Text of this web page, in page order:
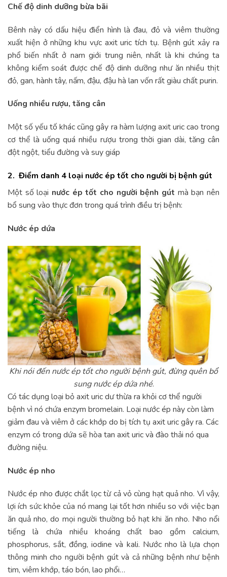
Chế độ dinh dưỡng bừa bãi
Bênh này có dấu hiệu điển hình là đau, đỏ và viêm thường
xuất hiện ở những khu vực axit uric tích tụ. Bệnh gút xảy ra
phổ biến nhất ở nam giới trung niên, nhất là khi chúng ta
không kiểm soát được chế độ dinh dưỡng như ăn nhiều thịt
đỏ, gan, hành tây, nấm, đậu, đậu hà lan vốn rất giàu chất purin.
Uống nhiều rượu, tăng cân
Một số yếu tố khác cũng gây ra hàm lượng axit uric cao trong
cơ thể là uống quá nhiều rượu trong thời gian dài, tăng cân
đột ngột, tiểu đường và suy giáp
2. Điểm danh 4 loại nước ép tốt cho người bị bệnh gút
Một số loại nước ép tốt cho người bệnh gút mà bạn nên
bổ sung vào thực đơn trong quá trình điều trị bệnh:
Nước ép dứa
Khi nói đến nước ép tốt cho người bệnh gút, đừng quên bổ
sung nước ép dứa nhé.
Có tác dụng loại bỏ axit uric dư thừa ra khỏi cơ thể người
bệnh vì nó chứa enzym bromelain. Loại nước ép này còn làm
giảm đau và viêm ở các khớp do bị tích tụ axit uric gây ra. Các
enzym có trong dứa sẽ hòa tan axit uric và đào thải nó qua
đường niệu.
Nước ép nho
Nước ép nho được chắt lọc từ cả vỏ cùng hạt quả nho. Vì vậy,
lợi ích sức khỏe của nó mang lại tốt hơn nhiều so với việc bạn
ăn quả nho, do mọi người thường bỏ hạt khi ăn nho. Nho nổi
tiếng là chứa nhiều khoáng chất bao gồm calcium,
phosphorus, sắt, đồng, iodine và kali. Nước nho là lựa chọn
thông minh cho người bệnh gút và cả những bệnh như bệnh
tim, viêm khớp, táo bón, lao phổi…